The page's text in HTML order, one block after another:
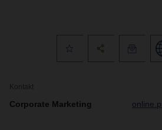
Kontakt
Corporate Marketing